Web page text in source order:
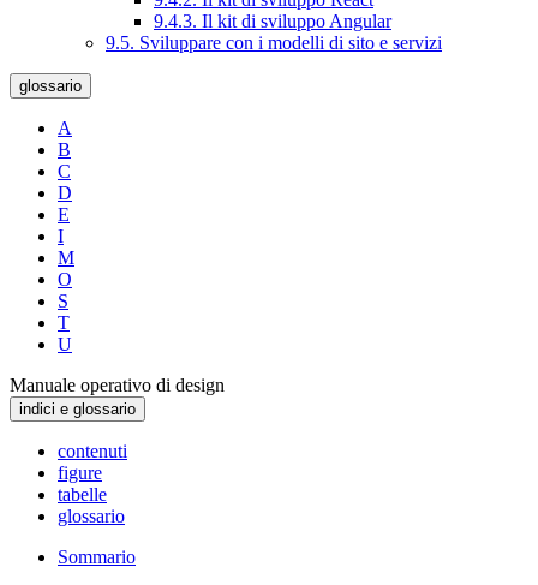
9.4.3. Il kit di sviluppo Angular
9.5. Sviluppare con i modelli di sito e servizi
glossario
A
B
C
D
E
I
M
O
S
T
U
Manuale operativo di design
indici e glossario
contenuti
figure
tabelle
glossario
Sommario